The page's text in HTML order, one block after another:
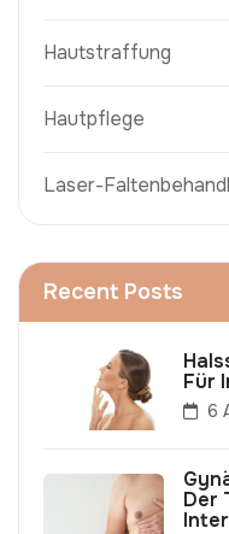
Hautstraffung
Hautpflege
Laser-
Recent Posts
Für
6
Der